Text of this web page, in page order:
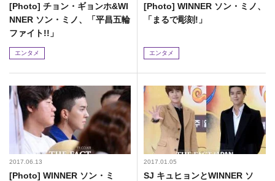
[Photo] チョン・ギョンホ&WI
NNER ソン・ミノ、「平昌五輪
ファイト!!」
エンタメ
[Photo] WINNER ソン・ミノ、
「まるで彫刻!」
エンタメ
2017.06.13
[Photo] WINNER ソン・ミ
2017.01.05
SJ キュヒョンとWINNER ソ